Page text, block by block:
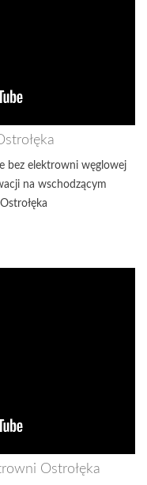
bez elektrowni węglowej
na wschodzącym
Ostrołęka